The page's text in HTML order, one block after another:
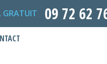
GRATUIT 09 72 62